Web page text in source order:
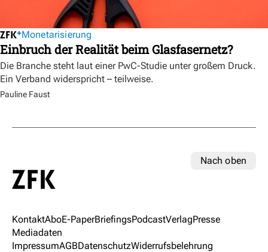
Monetarisierung
Einbruch der Realität beim Glasfasernetz?
Die Branche steht laut einer PwC-Studie unter großem Druck.
Ein Verband widerspricht – teilweise.
Pauline Faust
Nach oben
KontaktAboE-PaperBriefingsPodcastVerlagPresse
Mediadaten
ImpressumAGBDatenschutzWiderrufsbelehrung